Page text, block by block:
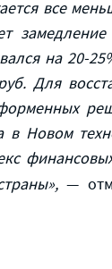
все
на 20-
Для
х
Новом
», —